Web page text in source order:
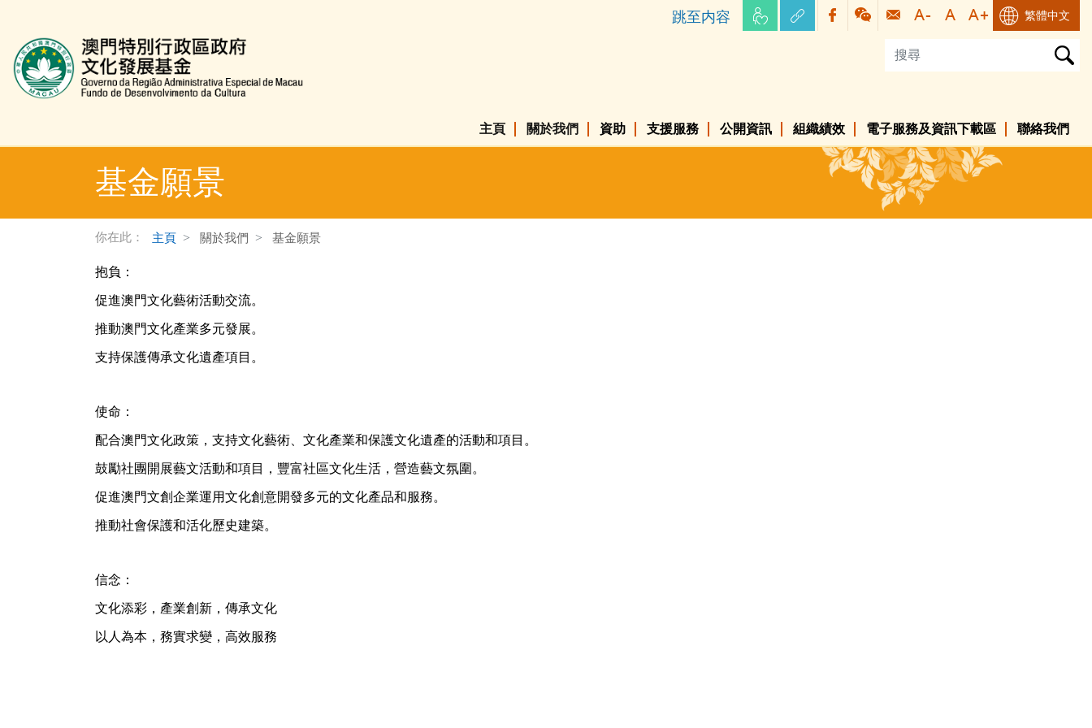
跳至内容 繁體中文
文化發展基金網頁
主頁 關於我們 資助 支援服務 公開資訊 組織績效 電子服務及資訊下載區 聯絡我們
基金願景
你在此： 主頁 關於我們 基金願景
抱負：
促進澳門文化藝術活動交流。
推動澳門文化產業多元發展。
支持保護傳承文化遺產項目。
使命：
配合澳門文化政策，支持文化藝術、文化產業和保護文化遺產的活動和項目。
鼓勵社團開展藝文活動和項目，豐富社區文化生活，營造藝文氛圍。
促進澳門文創企業運用文化創意開發多元的文化產品和服務。
推動社會保護和活化歷史建築。
信念：
文化添彩，產業創新，傳承文化
以人為本，務實求變，高效服務